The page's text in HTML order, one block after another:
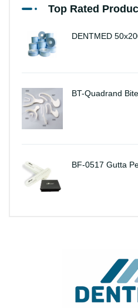
Top Rated
DENTMED
BT-Quadrand
BF-0517 Gutta